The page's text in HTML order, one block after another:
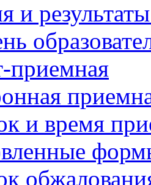
и
приемная
и время